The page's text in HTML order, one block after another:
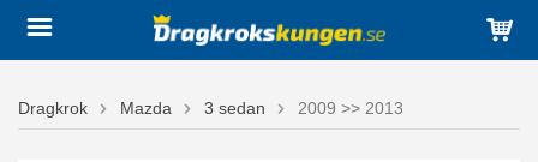
Dragkrok Mazda 3 sedan 2009 >> 2013